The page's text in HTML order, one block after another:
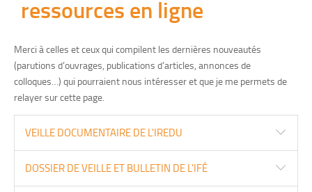
ressources en ligne
Merci à celles et ceux qui compilent les dernières nouveautés
(parutions d’ouvrages, publications d’articles, annonces de
colloques…) qui pourraient nous intéresser et que je me permets de
relayer sur cette page.
VEILLE DOCUMENTAIRE DE L'IREDU
DOSSIER DE VEILLE ET BULLETIN DE L'IFÉ